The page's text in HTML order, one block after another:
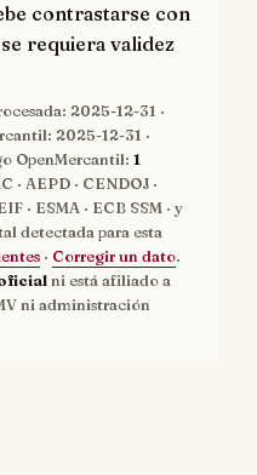
contrastarse con
requiera validez
2025-12-31 ·
2025-12-31 ·
OpenMercantil: 1
· AEPD · CENDOJ ·
· ESMA · ECB SSM · y
detectada para esta
· Corregir un dato.
ni está afiliado a
ni administración